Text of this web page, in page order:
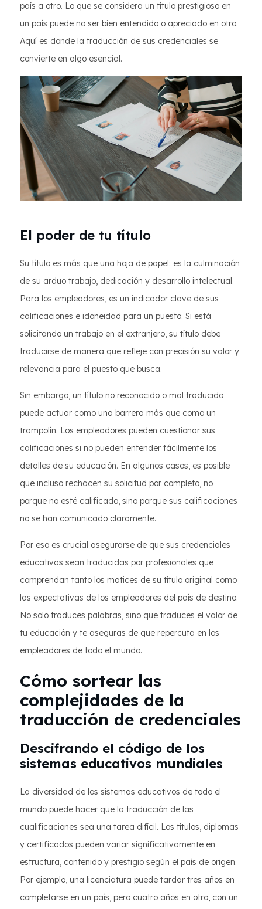
país a otro. Lo que se considera un título prestigioso en
un país puede no ser bien entendido o apreciado en otro.
Aquí es donde la traducción de sus credenciales se
convierte en algo esencial.
El poder de tu título
Su título es más que una hoja de papel: es la culminación
de su arduo trabajo, dedicación y desarrollo intelectual.
Para los empleadores, es un indicador clave de sus
calificaciones e idoneidad para un puesto. Si está
solicitando un trabajo en el extranjero, su título debe
traducirse de manera que refleje con precisión su valor y
relevancia para el puesto que busca.
Sin embargo, un título no reconocido o mal traducido
puede actuar como una barrera más que como un
trampolín. Los empleadores pueden cuestionar sus
calificaciones si no pueden entender fácilmente los
detalles de su educación. En algunos casos, es posible
que incluso rechacen su solicitud por completo, no
porque no esté calificado, sino porque sus calificaciones
no se han comunicado claramente.
Por eso es crucial asegurarse de que sus credenciales
educativas sean traducidas por profesionales que
comprendan tanto los matices de su título original como
las expectativas de los empleadores del país de destino.
No solo traduces palabras, sino que traduces el valor de
tu educación y te aseguras de que repercuta en los
empleadores de todo el mundo.
Cómo sortear las
complejidades de la
traducción de credenciales
Descifrando el código de los
sistemas educativos mundiales
La diversidad de los sistemas educativos de todo el
mundo puede hacer que la traducción de las
cualificaciones sea una tarea difícil. Los títulos, diplomas
y certificados pueden variar significativamente en
estructura, contenido y prestigio según el país de origen.
Por ejemplo, una licenciatura puede tardar tres años en
completarse en un país, pero cuatro años en otro, con un